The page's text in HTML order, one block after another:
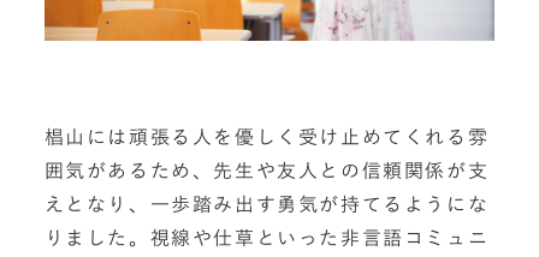
椙山には頑張る人を優しく受け止めてくれる雰
囲気があるため、先生や友人との信頼関係が支
えとなり、一歩踏み出す勇気が持てるようにな
りました。視線や仕草といった非言語コミュニ